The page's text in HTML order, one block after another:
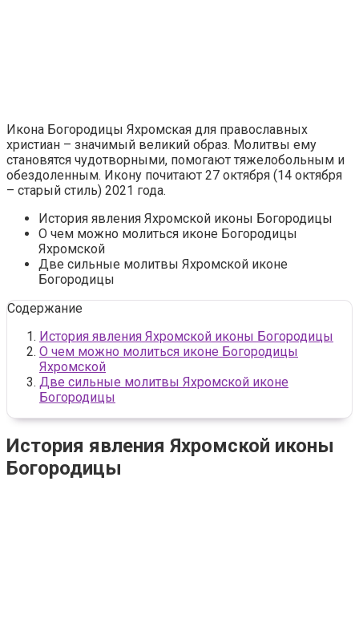
Икона Богородицы Яхромская для православных
христиан – значимый великий образ. Молитвы ему
становятся чудотворными, помогают тяжелобольным и
обездоленным. Икону почитают 27 октября (14 октября
– старый стиль) 2021 года.
История явления Яхромской иконы Богородицы
О чем можно молиться иконе Богородицы
Яхромской
Две сильные молитвы Яхромской иконе
Богородицы
Содержание
История явления Яхромской иконы Богородицы
О чем можно молиться иконе Богородицы
Яхромской
Две сильные молитвы Яхромской иконе
Богородицы
История явления Яхромской иконы
Богородицы